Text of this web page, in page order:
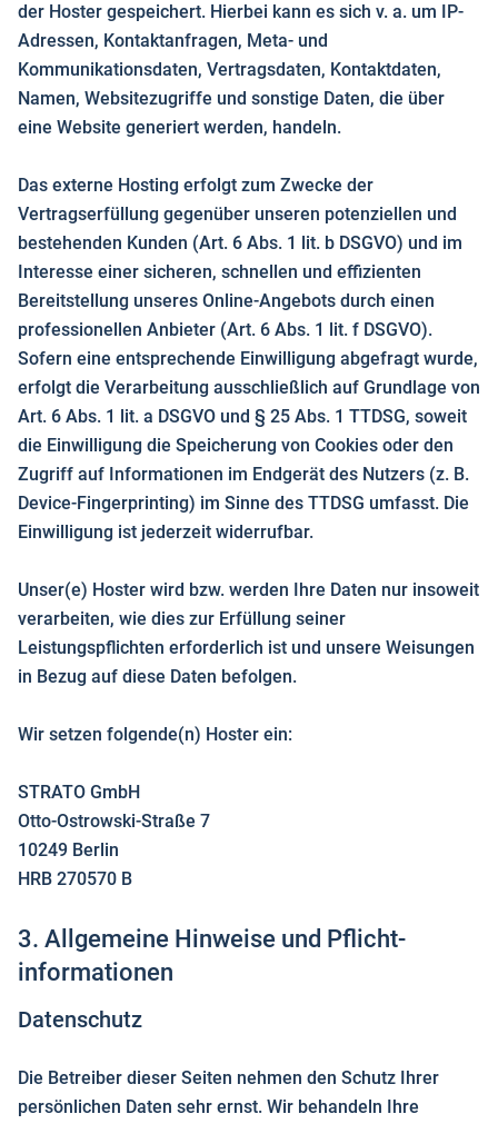
der Hoster gespeichert. Hierbei kann es sich v. a. um IP-
Adressen, Kontaktanfragen, Meta- und
Kommunikationsdaten, Vertragsdaten, Kontaktdaten,
Namen, Websitezugriffe und sonstige Daten, die über
eine Website generiert werden, handeln.
Das externe Hosting erfolgt zum Zwecke der
Vertragserfüllung gegenüber unseren potenziellen und
bestehenden Kunden (Art. 6 Abs. 1 lit. b DSGVO) und im
Interesse einer sicheren, schnellen und effizienten
Bereitstellung unseres Online-Angebots durch einen
professionellen Anbieter (Art. 6 Abs. 1 lit. f DSGVO).
Sofern eine entsprechende Einwilligung abgefragt wurde,
erfolgt die Verarbeitung ausschließlich auf Grundlage von
Art. 6 Abs. 1 lit. a DSGVO und § 25 Abs. 1 TTDSG, soweit
die Einwilligung die Speicherung von Cookies oder den
Zugriff auf Informationen im Endgerät des Nutzers (z. B.
Device-Fingerprinting) im Sinne des TTDSG umfasst. Die
Einwilligung ist jederzeit widerrufbar.
Unser(e) Hoster wird bzw. werden Ihre Daten nur insoweit
verarbeiten, wie dies zur Erfüllung seiner
Leistungspflichten erforderlich ist und unsere Weisungen
in Bezug auf diese Daten befolgen.
Wir setzen folgende(n) Hoster ein:
STRATO GmbH
Otto-Ostrowski-Straße 7
10249 Berlin
HRB 270570 B
3. Allgemeine Hinweise und Pflicht­
informationen
Datenschutz
Die Betreiber dieser Seiten nehmen den Schutz Ihrer
persönlichen Daten sehr ernst. Wir behandeln Ihre